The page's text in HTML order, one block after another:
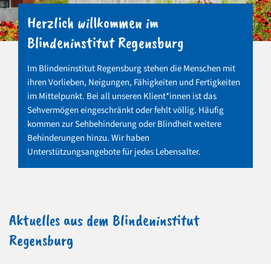
Herzlich willkommen im
Blindeninstitut Regensburg
Im Blindeninstitut Regensburg stehen die Menschen mit
ihren Vorlieben, Neigungen, Fähigkeiten und Fertigkeiten
im Mittelpunkt. Bei all unseren Klient*innen ist das
Sehvermögen eingeschränkt oder fehlt völlig. Häufig
kommen zur Sehbehinderung oder Blindheit weitere
Behinderungen hinzu. Wir haben
Unterstützungsangebote für jedes Lebensalter.
Aktuelles aus dem Blindeninstitut
Regensburg